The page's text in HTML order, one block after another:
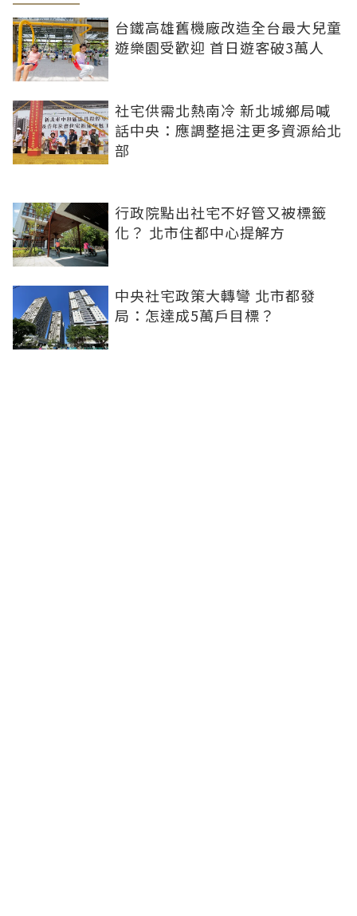
台鐵高雄舊機廠改造全台最大兒童
遊樂園受歡迎 首日遊客破3萬人
社宅供需北熱南冷 新北城鄉局喊
話中央：應調整挹注更多資源給北
部
行政院點出社宅不好管又被標籤
化？ 北市住都中心提解方
中央社宅政策大轉彎 北市都發
局：怎達成5萬戶目標？